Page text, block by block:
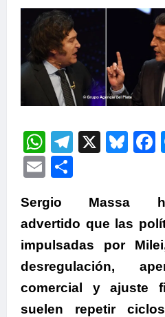
WhatsApp
X
Email
Sergio Massa
advertido que las
impulsadas por
desregulación,
comercial y ajuste
suelen repetir